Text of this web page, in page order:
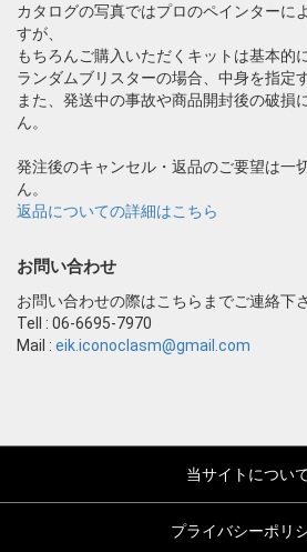
カタログの写真ではプロのペインターに
すが、
もちろんご購入いただくキットは基本的
ランダムブリスターの場合、中身を指定
また、発送中の事故や商品開封後の破損
ん。
発注後のキャンセル・返品のご要望は一
ん。
返品についての詳細はこちら
お問い合わせ
お問い合わせの際はこちらまでご連絡下
Tell : 06-6695-7970
Mail : eik.iconoclasm@gmail.com
当サイトについ
プライバシーポリ